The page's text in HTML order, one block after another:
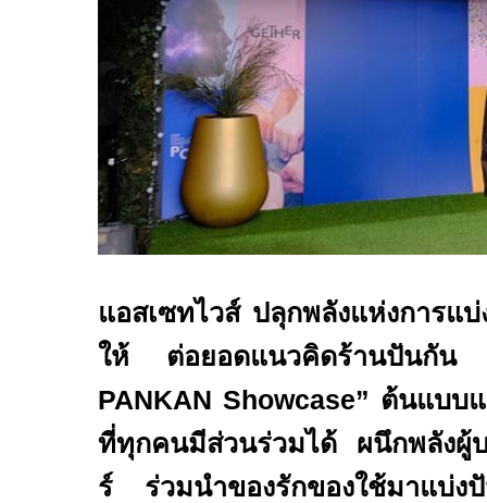
แอสเซทไวส์ ปลุกพลังแห่งการแ
ให้ ต่อยอดแนวคิดร้านปัน
PANKAN Showcase” ต้นแบบ
ที่ทุกคนมีส่วนร่วมได้ ผนึกพลังผู้
ร์ ร่วมนำของรักของใช้มาแบ่